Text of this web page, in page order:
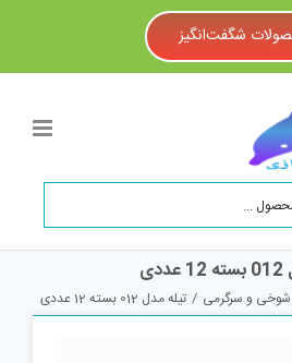
شگفت‌انگیز
شوخی و سرگرمی / تیله مدل 012 بسته 12 عددی